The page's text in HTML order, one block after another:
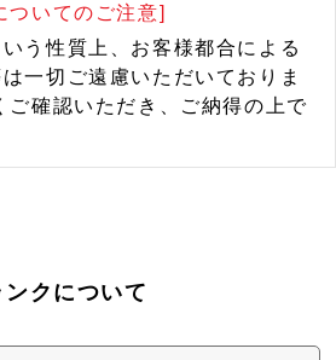
ついてのご注意]
う性質上、お客様都合による
一切ご遠慮いただいておりま
ご確認いただき、ご納得の上で
ンクについて